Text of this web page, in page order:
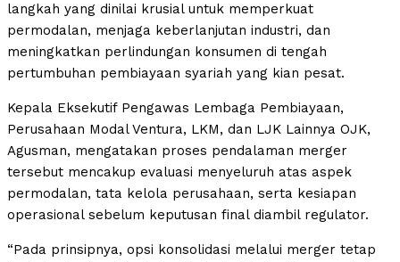
langkah yang dinilai krusial untuk memperkuat
permodalan, menjaga keberlanjutan industri, dan
meningkatkan perlindungan konsumen di tengah
pertumbuhan pembiayaan syariah yang kian pesat.
Kepala Eksekutif Pengawas Lembaga Pembiayaan,
Perusahaan Modal Ventura, LKM, dan LJK Lainnya OJK,
Agusman, mengatakan proses pendalaman merger
tersebut mencakup evaluasi menyeluruh atas aspek
permodalan, tata kelola perusahaan, serta kesiapan
operasional sebelum keputusan final diambil regulator.
“Pada prinsipnya, opsi konsolidasi melalui merger tetap